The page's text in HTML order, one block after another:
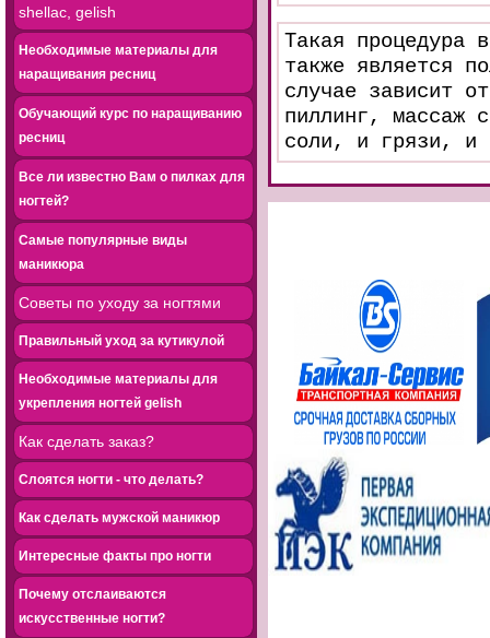
shellac, gelish
Необходимые материалы для
наращивания ресниц
Обучающий курс по наращиванию
ресниц
Все ли известно Вам о пилках для
ногтей?
Самые популярные виды
маникюра
Советы по уходу за ногтями
Правильный уход за кутикулой
Необходимые материалы для
укрепления ногтей gelish
Как сделать заказ?
Слоятся ногти - что делать?
Как сделать мужской маникюр
Интересные факты про ногти
Почему отслаиваются
искусственные ногти?
Такая процедура
также является
случае зависит
пиллинг, массаж
соли, и грязи, и